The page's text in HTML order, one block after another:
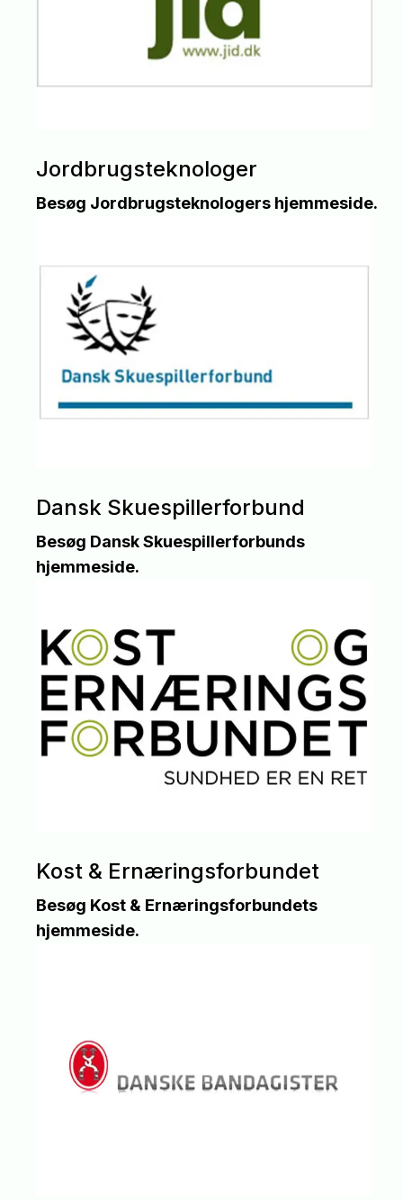
Jordbrugsteknologer
Besøg Jordbrugsteknologers hjemmeside.
Dansk Skuespillerforbund
Besøg Dansk Skuespillerforbunds
hjemmeside.
Kost & Ernæringsforbundet
Besøg Kost & Ernæringsforbundets
hjemmeside.